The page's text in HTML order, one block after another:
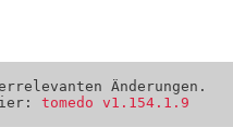
Änderungen.
tomedo v1.154.1.9